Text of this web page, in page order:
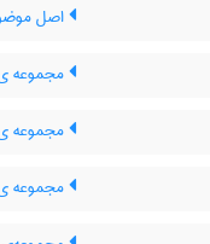
اصل
مجموعه
مجموعه
مجموعه